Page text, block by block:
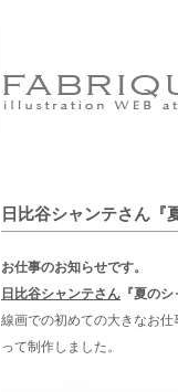
日比谷シャンテさん『
お仕事のお知らせです。
日比谷シャンテさん 『夏の
線画での初めての大きなお
って制作しました。